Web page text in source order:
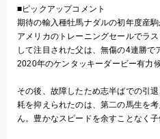
■ピックアップコメント
期待の輸入種牡馬ナダルの初年度産
アメリカのトレーニングセールでラ
して注目された父は、無傷の4連勝で
2020年のケンタッキーダービー有力
その後、故障したため志半ばでの引
耗を抑えられたのは、第二の馬生を
ん。豊かなスピードを余すことなく